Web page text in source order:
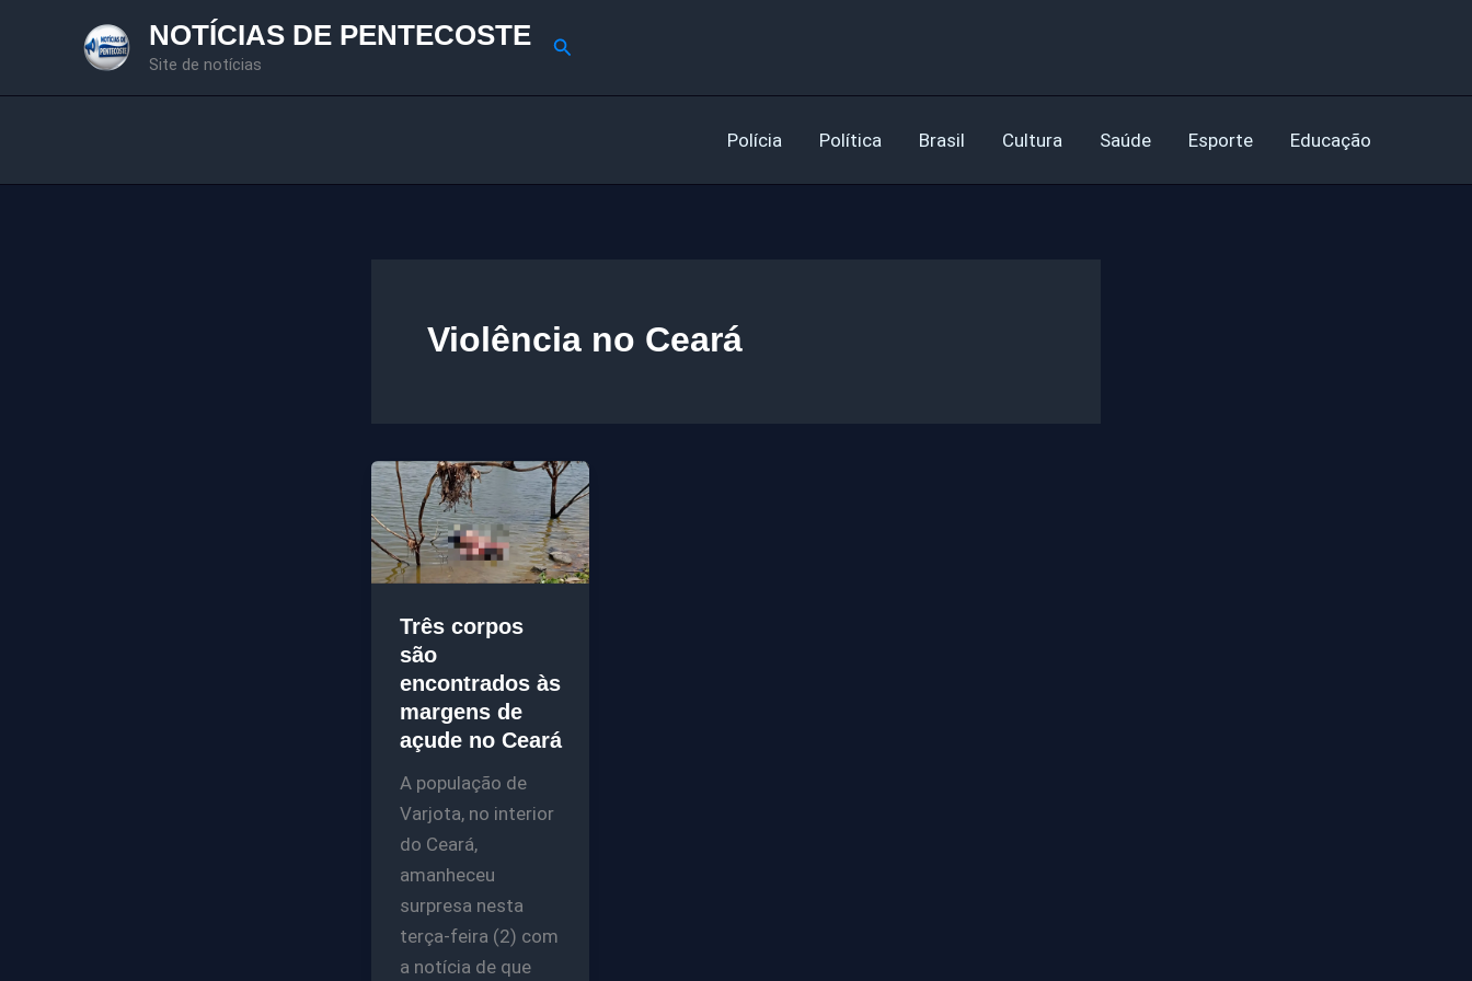
NOTÍCIAS DE PENTECOSTE
Site de notícias
Pesquisar
Polícia Política Brasil Cultura Saúde Esporte Educação
Violência no Ceará
Três corpos
são
encontrados às
margens de
açude no Ceará
A população de
Varjota, no interior
do Ceará,
amanheceu
surpresa nesta
terça-feira (2) com
a notícia de que